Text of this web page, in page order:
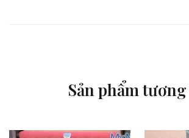
Sản phẩm